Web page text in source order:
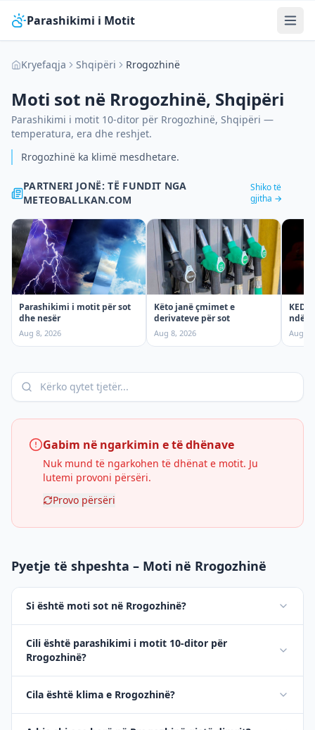
Parashikimi i Motit
Kryefaqja Shqipëri Rrogozhinë
Moti sot në Rrogozhinë, Shqipëri
Parashikimi i motit 10-ditor për Rrogozhinë, Shqipëri —
temperatura, era dhe reshjet.
Rrogozhinë ka klimë mesdhetare.
PARTNERI JONË: TË FUNDIT NGA
METEOBALLKAN.COM
Shiko të
gjitha →
Parashikimi i motit për sot
dhe nesër
Aug 8, 2026
Këto janë çmimet e
derivateve për sot
Aug 8, 2026 Aug 7,
Gabim në ngarkimin e të dhënave
Nuk mund të ngarkohen të dhënat e motit. Ju
lutemi provoni përsëri.
Provo përsëri
Pyetje të shpeshta – Moti në Rrogozhinë
Si është moti sot në Rrogozhinë?
Cili është parashikimi i motit 10-ditor për
Rrogozhinë?
Cila është klima e Rrogozhinë?